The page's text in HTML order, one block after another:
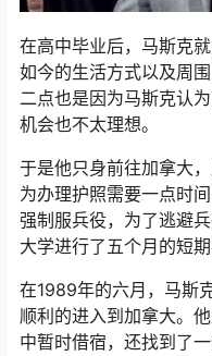
在高中毕业后，马斯克
如今的生活方式以及周
二点也是因为马斯克认
机会也不太理想。
于是他只身前往加拿大
为办理护照需要一点时
强制服兵役，为了逃避
大学进行了五个月的短期
在1989年的六月，马斯
顺利的进入到加拿大。
中暂时借宿，还找到了